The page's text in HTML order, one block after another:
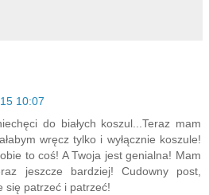
10:07
do białych koszul...Teraz mam
wręcz tylko i wyłącznie koszule!
to coś! A Twoja jest genialna! Mam
jeszcze bardziej! Cudowny post,
się patrzeć i patrzeć!